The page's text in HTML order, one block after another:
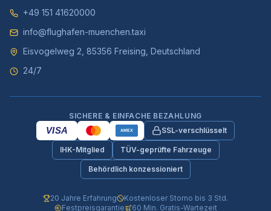
+49 151 41620000
info@flughafen-muenchen.taxi
Eisvogelweg 2, 85356 Freising, Deutschland
24/7
SICHERE & EINFACHE BEZAHLUNG
VISA AMEX SSL-verschlüsselt
IHK-Mitglied TÜV-geprüfte Fahrzeuge
Behördlich konzessioniert
20 Jahre Erfahrung
Kostenloser Storno bis 3 Std.
Festpreisgarantie
60 Min. Gratis-Wartezeit